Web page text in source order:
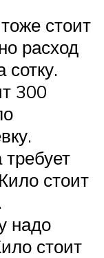
стоит
расход
сотку.
300
стоит
надо
стоит